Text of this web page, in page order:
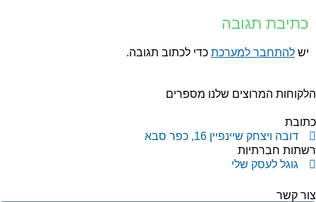
כתיבת תגובה
ישלהתחבר למערכתכדי לכתוב תגובה.
המרוצים שלנו מספרים
דובה ויצחק שיינפיין 16, כפר סבא
חברתיות
גוגל לעסק שלי
קשר